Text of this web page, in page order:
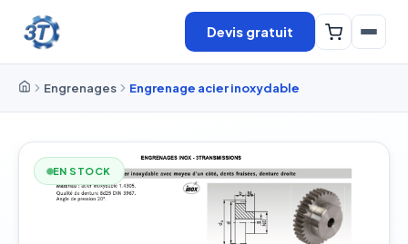
Devis gratuit
Engrenages Engrenage acier inoxydable
EN STOCK